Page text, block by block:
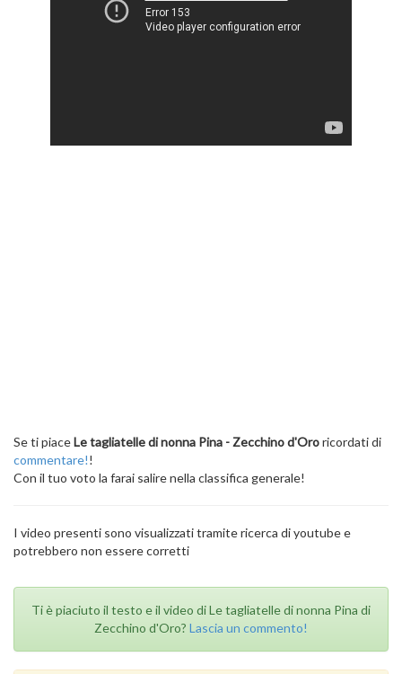
Se ti piaceLe tagliatelle di nonna Pina - Zecchino d'Ororicordati di
commentare!!
Con il tuo voto la farai salire nella classifica generale!
I video presenti sono visualizzati tramite ricerca di youtube e
potrebbero non essere corretti
Ti è piaciuto il testo e il video di Le tagliatelle di nonna Pina di
Zecchino d'Oro? Lascia un commento!